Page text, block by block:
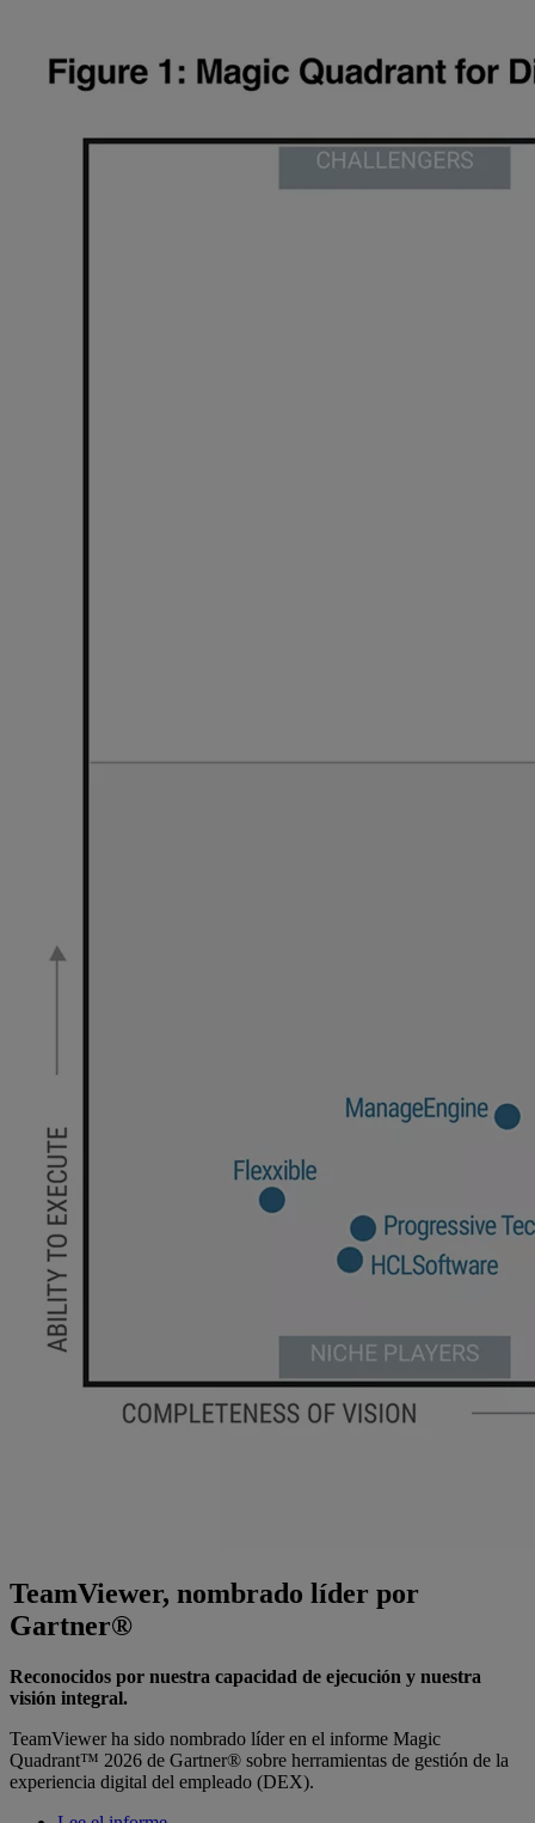
TeamViewer, nombrado líder por
Gartner®
Reconocidos por nuestra capacidad de ejecución y nuestra
visión integral.
TeamViewer ha sido nombrado líder en el informe Magic
Quadrant™ 2026 de Gartner® sobre herramientas de gestión de la
experiencia digital del empleado (DEX).